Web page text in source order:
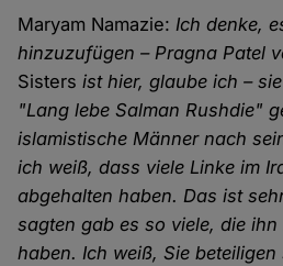
Maryam Namazie:Ich denke,
hinzuzufügen – Pragna Patel
Sisters ist hier, glaube ich –
"Lang lebe Salman Rushdie"
islamistische Männer nach
ich weiß, dass viele Linke im
abgehalten haben. Das ist
sagten gab es so viele, die
haben. Ich weiß, Sie